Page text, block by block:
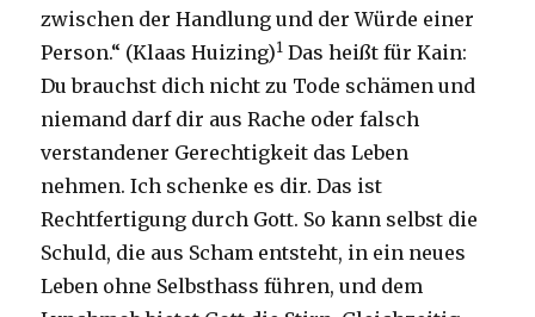
zwischen der Handlung und der Würde einer
Person.“ (Klaas Huizing)1 Das heißt für Kain:
Du brauchst dich nicht zu Tode schämen und
niemand darf dir aus Rache oder falsch
verstandener Gerechtigkeit das Leben
nehmen. Ich schenke es dir. Das ist
Rechtfertigung durch Gott. So kann selbst die
Schuld, die aus Scham entsteht, in ein neues
Leben ohne Selbsthass führen, und dem